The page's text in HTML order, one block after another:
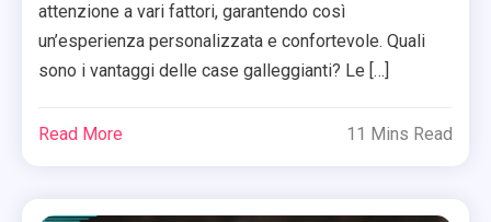
attenzione a vari fattori, garantendo così
un’esperienza personalizzata e confortevole. Quali
sono i vantaggi delle case galleggianti? Le […]
Read More 11 Mins Read